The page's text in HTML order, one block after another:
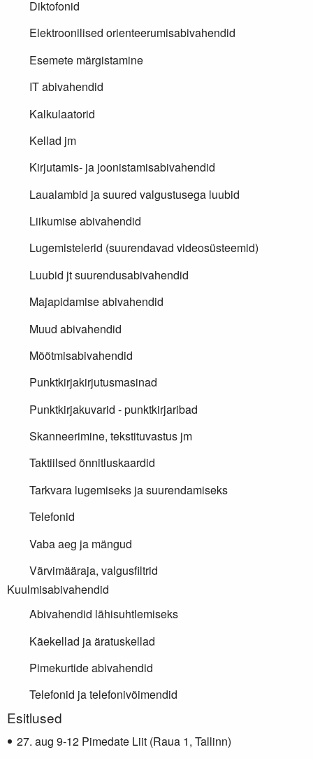
Diktofonid
Elektroonilised orienteerumisabivahendid
Esemete märgistamine
IT abivahendid
Kalkulaatorid
Kellad jm
Kirjutamis- ja joonistamisabivahendid
Laualambid ja suured valgustusega luubid
Liikumise abivahendid
Lugemistelerid (suurendavad videosüsteemid)
Luubid jt suurendusabivahendid
Majapidamise abivahendid
Muud abivahendid
Mõõtmisabivahendid
Punktkirjakirjutusmasinad
Punktkirjakuvarid - punktkirjaribad
Skanneerimine, tekstituvastus jm
Taktiilsed õnnitluskaardid
Tarkvara lugemiseks ja suurendamiseks
Telefonid
Vaba aeg ja mängud
Värvimääraja, valgusfiltrid
Kuulmisabivahendid
Abivahendid lähisuhtlemiseks
Käekellad ja äratuskellad
Pimekurtide abivahendid
Telefonid ja telefonivõimendid
Lisainfo
Esitlused
aug 9-12 Pimedate Liit (Raua 1, Tallinn)